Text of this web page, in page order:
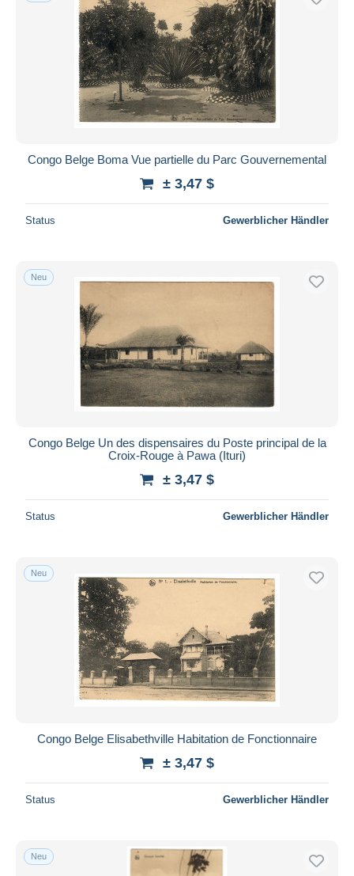
Congo Belge Boma Vue partielle du Parc Gouvernemental
± 3,47 $
Status Gewerblicher Händler
Neu
Congo Belge Un des dispensaires du Poste principal de la
Croix-Rouge à Pawa (Ituri)
± 3,47 $
Status Gewerblicher Händler
Neu
Congo Belge Elisabethville Habitation de Fonctionnaire
± 3,47 $
Status Gewerblicher Händler
Neu